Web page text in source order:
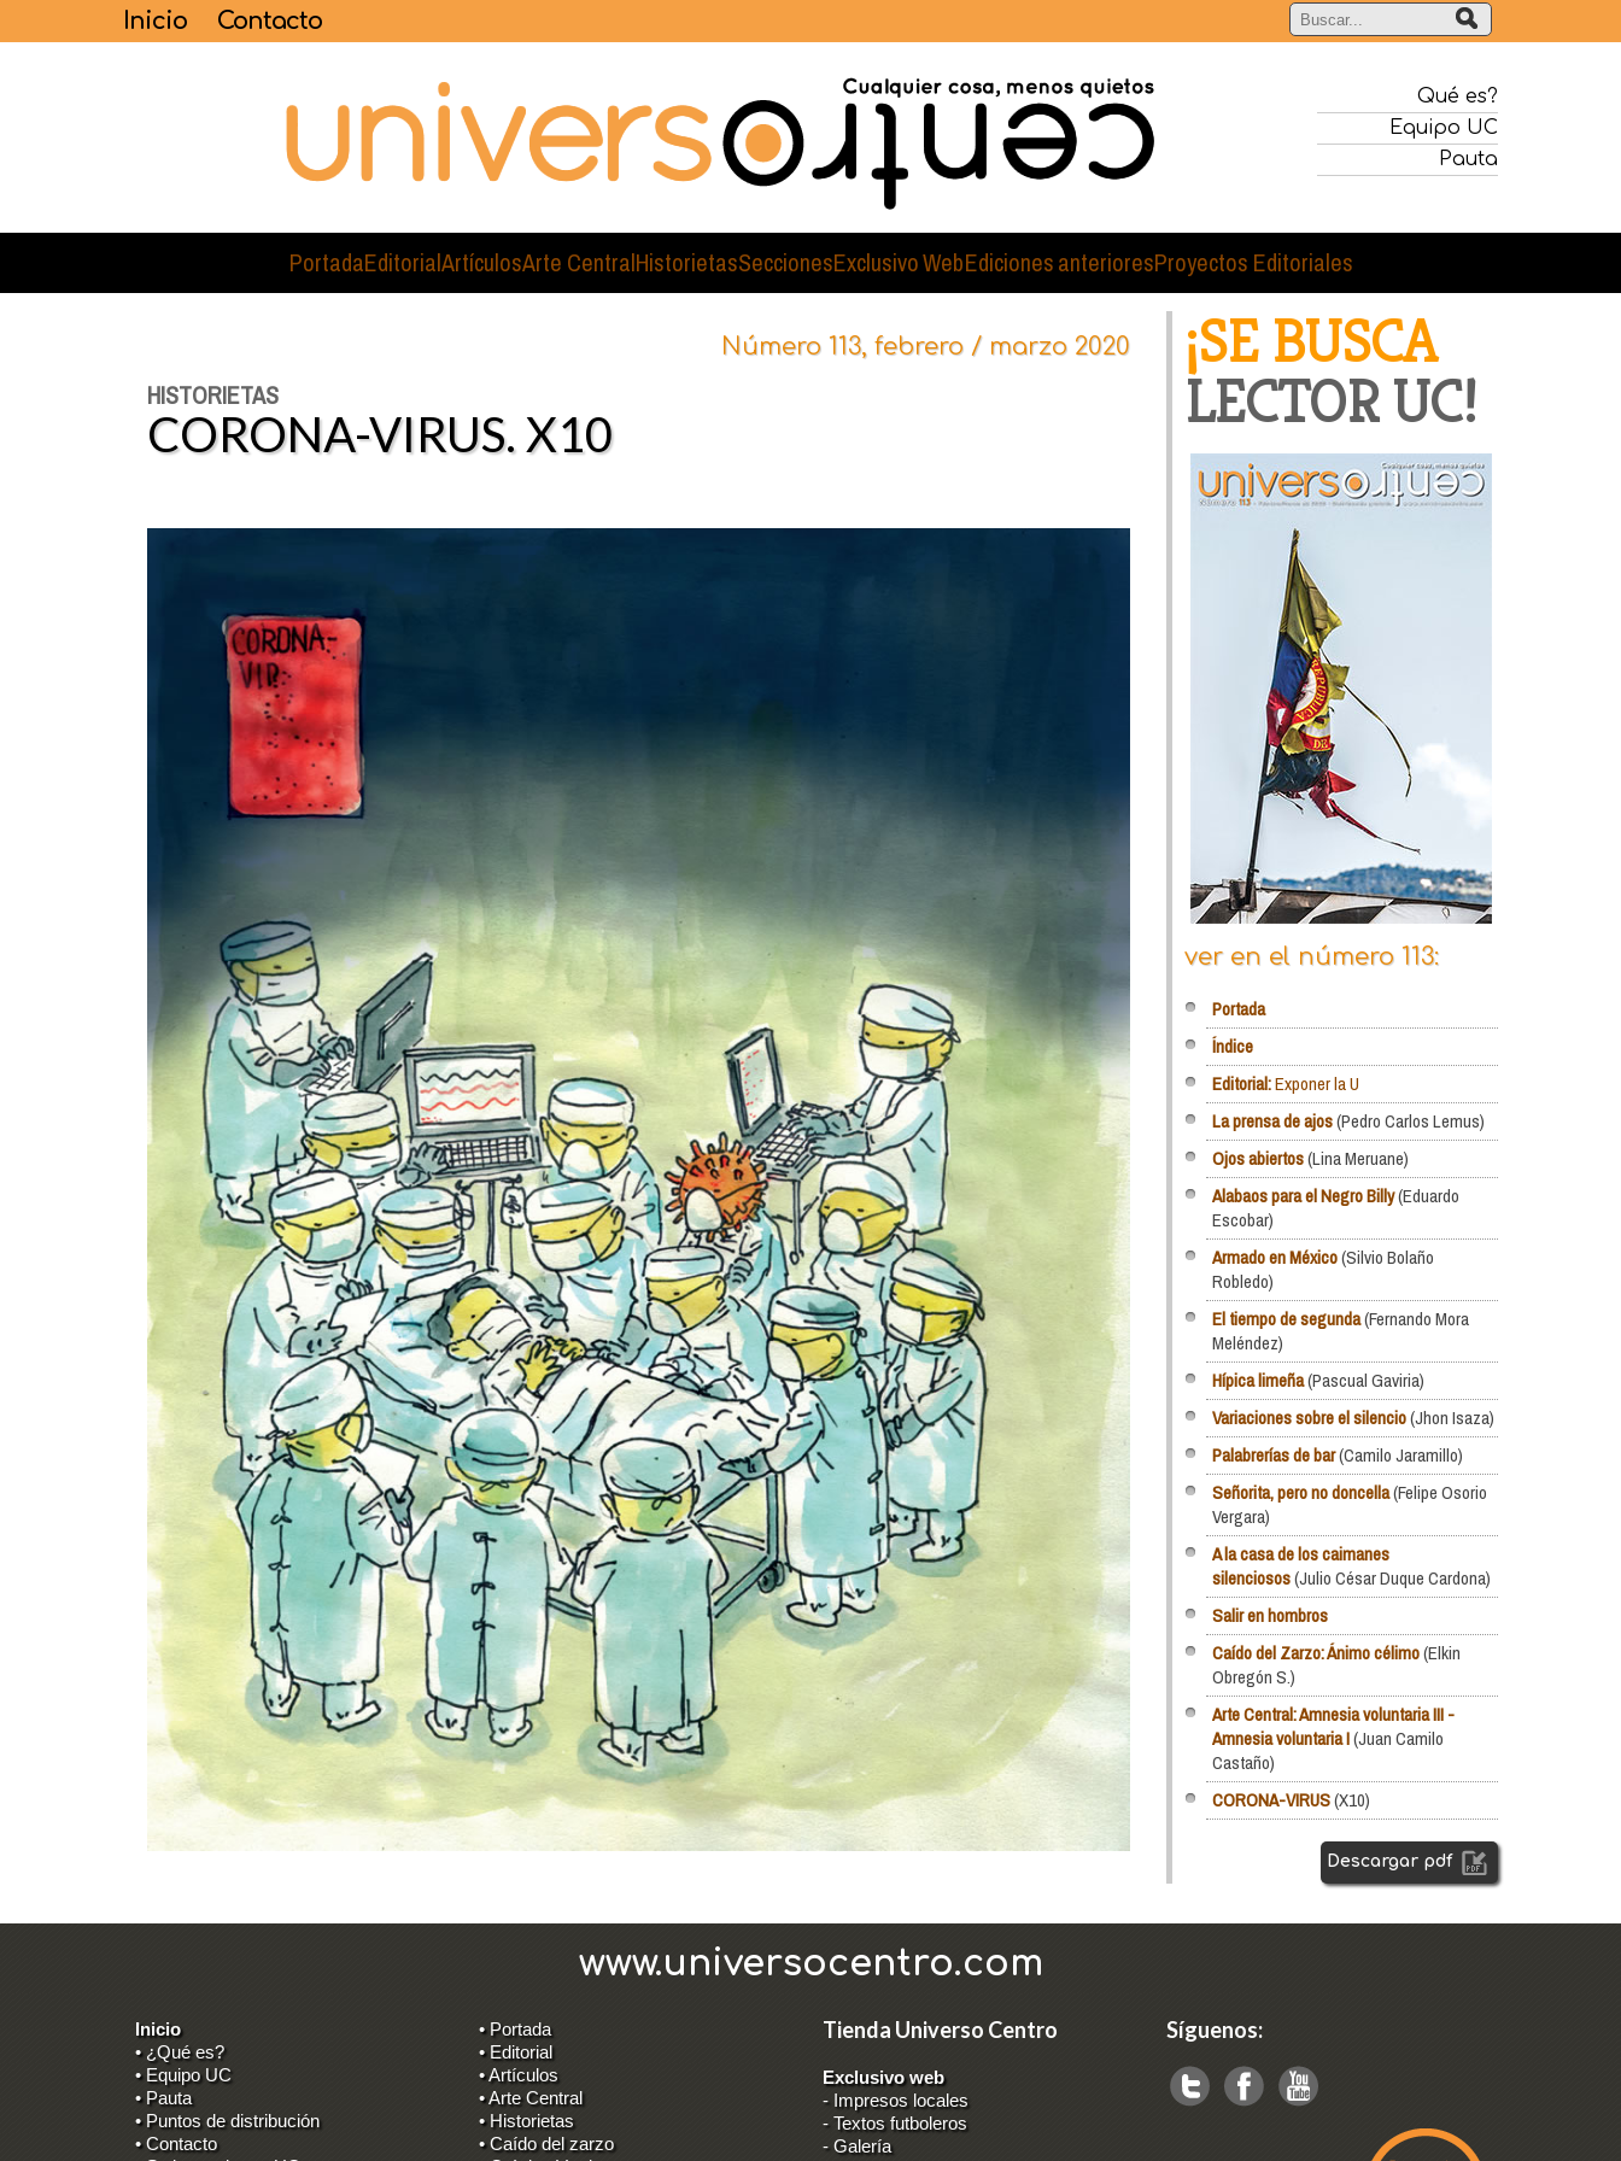
Inicio Contacto
Qué es?
Equipo UC
Pauta
PortadaEditorialArtículosArte CentralHistorietasSeccionesExclusivo WebEdiciones anterioresProyectos Editoriales
Número 113, febrero / marzo 2020
HISTORIETAS
CORONA-VIRUS. X10
¡SE BUSCA
LECTOR UC!
ver en el número 113:
Portada
Índice
Editorial:Exponer la U
La prensa de ajos(Pedro Carlos Lemus)
Ojos abiertos(Lina Meruane)
Alabaos para el Negro Billy(Eduardo
Escobar)
Armado en México(Silvio Bolaño
Robledo)
El tiempo de segunda(Fernando Mora
Meléndez)
Hípica limeña(Pascual Gaviria)
Variaciones sobre el silencio(Jhon Isaza)
Palabrerías de bar(Camilo Jaramillo)
Señorita, pero no doncella(Felipe Osorio
Vergara)
A la casa de los caimanes
silenciosos(Julio César Duque Cardona)
Salir en hombros
Caído del Zarzo: Ánimo célimo(Elkin
Obregón S.)
Arte Central: Amnesia voluntaria III -
Amnesia voluntaria I(Juan Camilo
Castaño)
CORONA-VIRUS(X10)
Descargar pdf
www.universocentro.com
Inicio
• ¿Qué es?
• Equipo UC
• Pauta
• Puntos de distribución
• Contacto
• Portada
• Editorial
• Artículos
• Arte Central
• Historietas
• Caído del zarzo
Tienda Universo Centro
Exclusivo web
- Impresos locales
-Textos futboleros
-Galería
Síguenos: